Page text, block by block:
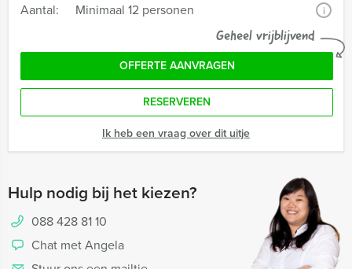
Aantal:
Minimaal 12 personen i
Geheel vrijblijvend
OFFERTE AANVRAGEN
RESERVEREN
Ik heb een vraag over dit uitje
Hulp nodig bij het kiezen?
088 428 81 10
Chat met Angela